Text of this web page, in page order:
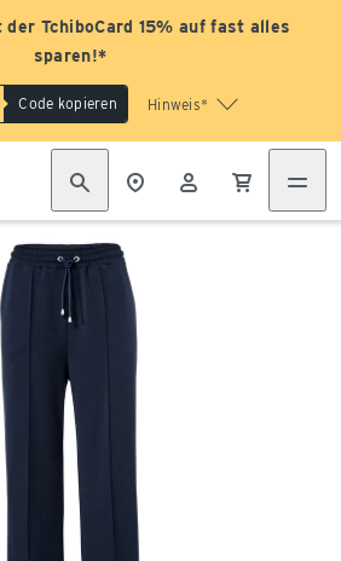
TchiboCard 15% auf fast alles
sparen!*
Code kopieren Hinweis*